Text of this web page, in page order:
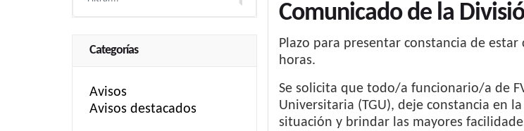
Categorías
Avisos
Avisos destacados
Comunicado de la
Plazo para presentar constancia de estar
horas.
Se solicita que todo/a funcionario/a de
Universitaria (TGU), deje constancia en
situación y brindar las mayores